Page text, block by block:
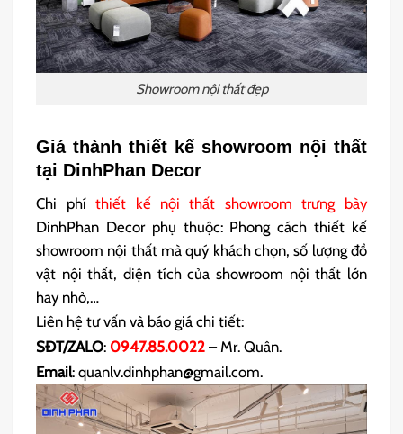
Showroom nội thất đẹp
Giá thành thiết kế showroom nội thất
tại DinhPhan Decor
Chi phíthiết kế nội thất showroom trưng bày
DinhPhan Decor phụ thuộc: Phong cách thiết kế
showroom nội thất mà quý khách chọn, số lượng đồ
vật nội thất, diện tích của showroom nội thất lớn
hay nhỏ,…
Liên hệ tư vấn và báo giá chi tiết:
SĐT/ZALO: 0947.85.0022 – Mr. Quân.
Email: quanlv.dinhphan@gmail.com.